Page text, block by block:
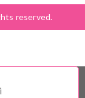
reserved.